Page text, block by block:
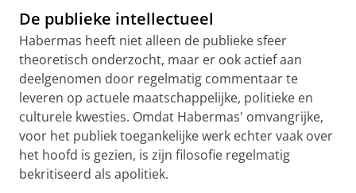
De publieke intellectueel
Habermas heeft niet alleen de publieke sfeer
theoretisch onderzocht, maar er ook actief aan
deelgenomen door regelmatig commentaar te
leveren op actuele maatschappelijke, politieke en
culturele kwesties. Omdat Habermas' omvangrijke,
voor het publiek toegankelijke werk echter vaak over
het hoofd is gezien, is zijn filosofie regelmatig
bekritiseerd als apolitiek.